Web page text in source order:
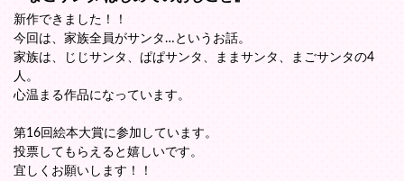
新作できました！！
今回は、家族全員がサンタ…というお話。
家族は、じじサンタ、ぱぱサンタ、ままサンタ、まごサンタの4
人。
心温まる作品になっています。
第16回絵本大賞に参加しています。
投票してもらえると嬉しいです。
宜しくお願いします！！